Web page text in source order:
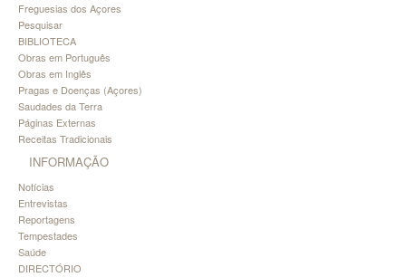
Freguesias dos Açores
Pesquisar
BIBLIOTECA
Obras em Português
Obras em Inglês
Pragas e Doenças (Açores)
Saudades da Terra
Páginas Externas
Receitas Tradicionais
INFORMAÇÃO
Notícias
Entrevistas
Reportagens
Tempestades
Saúde
DIRECTÓRIO